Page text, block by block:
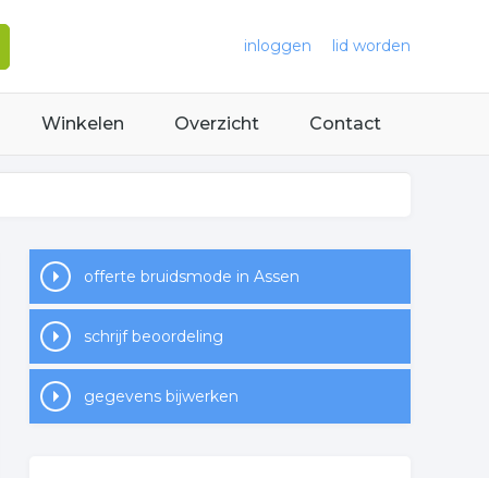
inloggen lid worden
Winkelen Overzicht Contact
offerte bruidsmode in Assen
schrijf beoordeling
gegevens bijwerken